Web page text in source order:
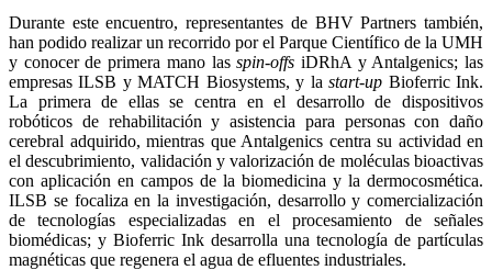
Durante este encuentro, representantes de BHV Partners también,
han podido realizar un recorrido por el Parque Científico de la UMH
y conocer de primera mano lasspin-offs iDRhA y Antalgenics; las
empresas ILSB y MATCH Biosystems, y lastart-up Bioferric Ink.
La primera de ellas se centra en el desarrollo de dispositivos
robóticos de rehabilitación y asistencia para personas con daño
cerebral adquirido, mientras que Antalgenics centra su actividad en
el descubrimiento, validación y valorización de moléculas bioactivas
con aplicación en campos de la biomedicina y la dermocosmética.
ILSB se focaliza en la investigación, desarrollo y comercialización
de tecnologías especializadas en el procesamiento de señales
biomédicas; y Bioferric Ink desarrolla una tecnología de partículas
magnéticas que regenera el agua de efluentes industriales.